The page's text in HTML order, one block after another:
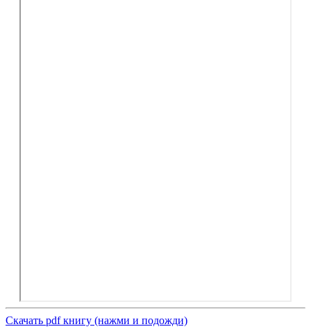
Скачать pdf книгу (нажми и подожди)